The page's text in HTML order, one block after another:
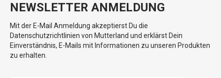
NEWSLETTER ANMELDUNG
Mit der E-Mail Anmeldung akzeptierst Du die
Datenschutzrichtlinien von Mutterland und erklärst Dein
Einverständnis, E-Mails mit Informationen zu unseren Produkten
zu erhalten.